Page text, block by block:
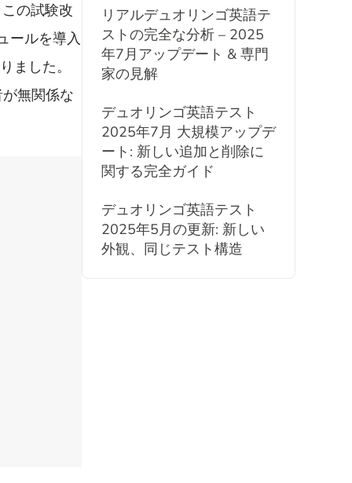
の試験改
ールを導入
ました。
無関係な
リアルデュオリンゴ英語テ
ストの完全な分析 – 2025
年7月アップデート & 専門
家の見解
デュオリンゴ英語テスト
2025年7月 大規模アップデ
ート: 新しい追加と削除に
関する完全ガイド
デュオリンゴ英語テスト
2025年5月の更新: 新しい
外観、同じテスト構造